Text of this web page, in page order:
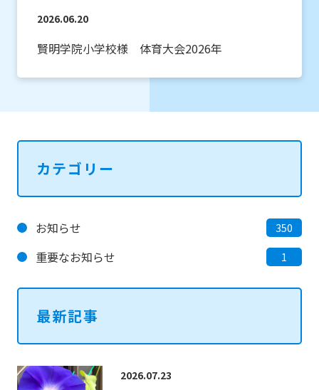
2026.06.20
賢明学院小学校様 体育大会2026年
カテゴリー
お知らせ 350
重要なお知らせ 1
最新記事
2026.07.23